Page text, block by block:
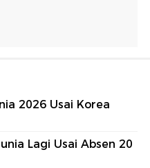
2026 Usai Korea
Lagi Usai Absen 20